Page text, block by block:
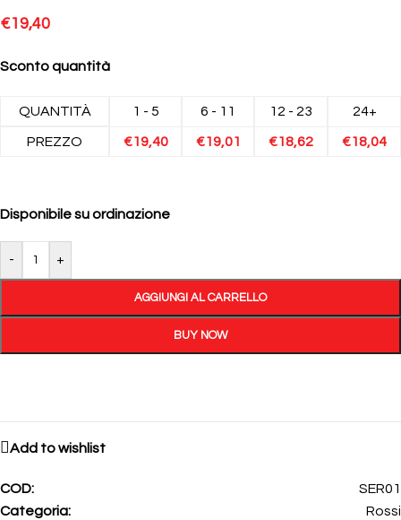
€19,40
Sconto quantità
QUANTITÀ 1 - 5 6 - 11 12 - 23 24+
PREZZO €19,40 €19,01 €18,62 €18,04
Disponibile su ordinazione
- +
AGGIUNGI AL CARRELLO
BUY NOW
Add to wishlist
COD:
SER01
Categoria:
Rossi